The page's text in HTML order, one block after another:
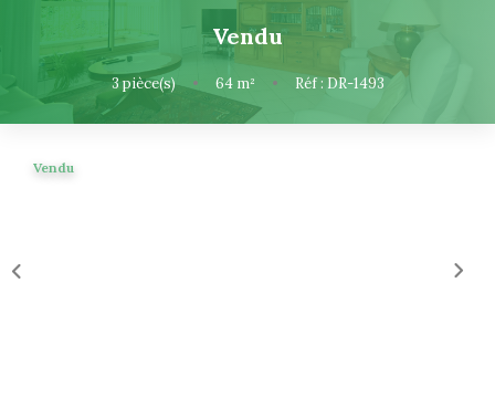
Gestion Locative
Gestion De Copropriété
NOUS CONNAITRE
Vendu
3pièce(s) • 64m² • Réf : DR-1493
Vendu